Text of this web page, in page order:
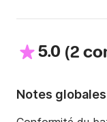
5.0 (2
Notes globales